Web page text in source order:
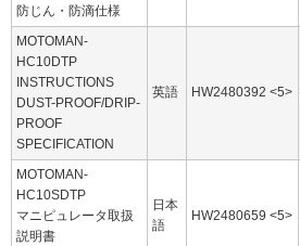
防じん・防滴仕様
MOTOMAN-
HC10DTP
INSTRUCTIONS
DUST-PROOF/DRIP-
PROOF
SPECIFICATION
英語 HW2480392 <5>
MOTOMAN-
HC10SDTP
マニピュレータ取扱
説明書
日本
語
HW2480659 <5>